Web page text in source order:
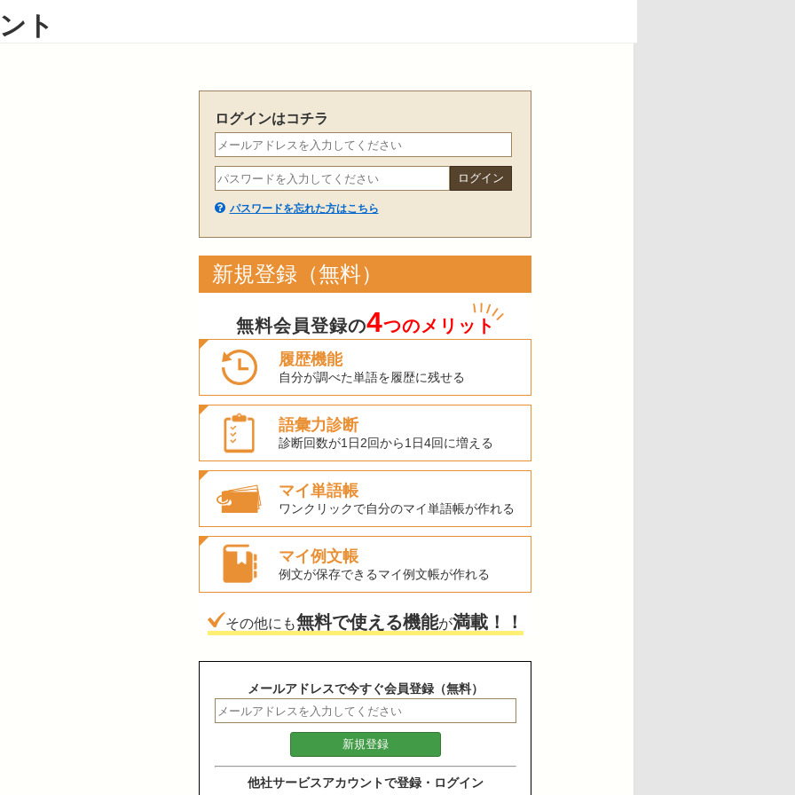
ト
ログインはコチラ
パスワードを忘れた方はこちら
新規登録（無料）
無料会員登録の4つのメリット
履歴機能
自分が調べた単語を履歴に残せる
語彙力診断
診断回数が1日2回から1日4回に増える
マイ単語帳
ワンクリックで自分のマイ単語帳が作れる
マイ例文帳
例文が保存できるマイ例文帳が作れる
その他にも無料で使える機能が満載！！
メールアドレスで今すぐ会員登録（無料）
他社サービスアカウントで登録・ログイン